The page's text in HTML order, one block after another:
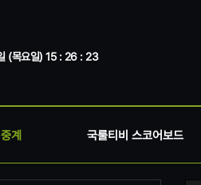
(목요일) 15 : 26 : 23
계 국룰티비 스코어보드